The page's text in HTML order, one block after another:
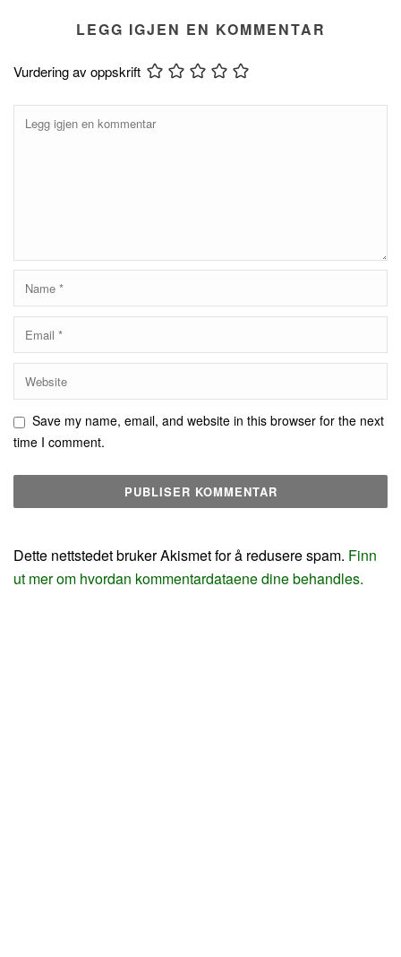
LEGG IGJEN EN KOMMENTAR
Vurdering av oppskrift
Save my name, email, and website in this browser for the next
time I comment.
Dette nettstedet bruker Akismet for å redusere spam. Finn
ut mer om hvordan kommentardataene dine behandles.